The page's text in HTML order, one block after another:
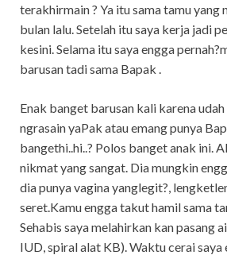
terakhirmain ? Ya itu sama tamu yang
bulan lalu. Setelah itu saya kerja jadi
kesini. Selama itu saya engga
barusan tadi sama Bapak .
Enak banget barusan kali karena
ngrasain yaPak atau emang punya
bangethi..hi..? Polos banget anak ini.
nikmat yang sangat. Dia mungkin
dia punya vagina yanglegit?,
seret.Kamu engga takut hamil sama
Sehabis saya melahirkan kan pasang
IUD, spiral alat KB). Waktu cerai saya